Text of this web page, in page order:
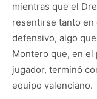
mientras que el
resentirse tanto
defensivo, algo
Montero que, en el
jugador, terminó
equipo valenciano.